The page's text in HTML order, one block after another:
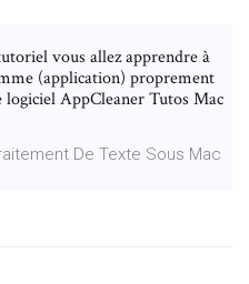
vous allez apprendre à
(application) proprement
AppCleaner Tutos Mac
De Texte Sous Mac